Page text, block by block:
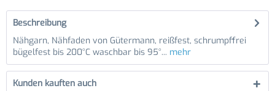
Beschreibung
Nähgarn, Nähfaden von Gütermann, reißfest, schrumpffrei
bügelfest bis 200°C waschbar bis 95°... mehr
Kunden kauften auch